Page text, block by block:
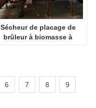
Sécheur de placage de
brûleur à biomasse à
6 7 8 9